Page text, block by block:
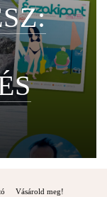
Vásárold meg!